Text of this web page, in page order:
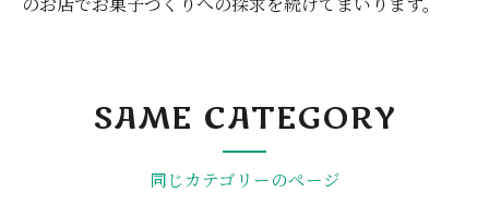
同じカテゴリーのページ
SAME CATEGORY